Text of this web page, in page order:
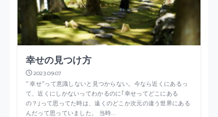
幸せの見つけ方
2023.09.07
” 幸せ”って意識しないと見つからない。今なら近くにあるっ
て、近くにしかないってわかるのに｢幸せってどこにある
の？｣って思ってた時は、遠くのどこか次元の違う世界にある
んだって思っていました。 当時...